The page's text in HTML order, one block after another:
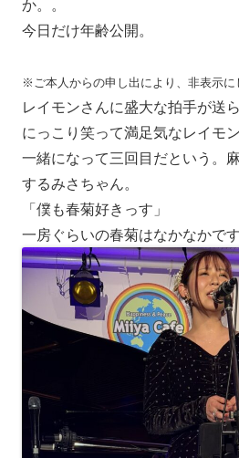
か。。
今日だけ年齢公開。
※ご本人からの申し出により、非表示に
レイモンさんに盛大な拍手が送
にっこり笑って満足気なレイモ
一緒になって三回目だという。
するみさちゃん。
「僕も春菊好きっす」
一房ぐらいの春菊はなかなかで